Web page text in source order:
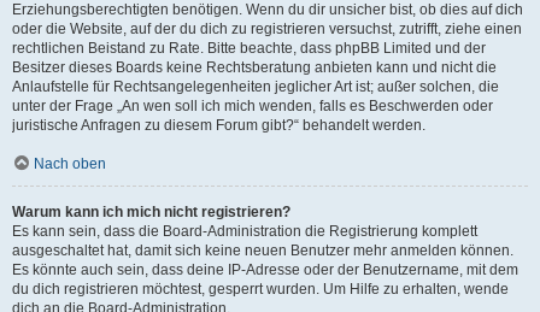
Erziehungsberechtigten benötigen. Wenn du dir unsicher bist, ob dies auf dich
oder die Website, auf der du dich zu registrieren versuchst, zutrifft, ziehe einen
rechtlichen Beistand zu Rate. Bitte beachte, dass phpBB Limited und der
Besitzer dieses Boards keine Rechtsberatung anbieten kann und nicht die
Anlaufstelle für Rechtsangelegenheiten jeglicher Art ist; außer solchen, die
unter der Frage „An wen soll ich mich wenden, falls es Beschwerden oder
juristische Anfragen zu diesem Forum gibt?“ behandelt werden.
Nach oben
Warum kann ich mich nicht registrieren?
Es kann sein, dass die Board-Administration die Registrierung komplett
ausgeschaltet hat, damit sich keine neuen Benutzer mehr anmelden können.
Es könnte auch sein, dass deine IP-Adresse oder der Benutzername, mit dem
du dich registrieren möchtest, gesperrt wurden. Um Hilfe zu erhalten, wende
dich an die Board-Administration.